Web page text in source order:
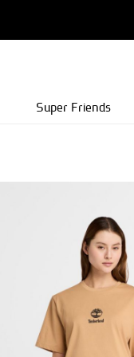
Super Friends